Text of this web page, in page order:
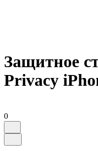
Защитное
Privacy
0